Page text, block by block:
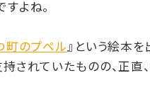
よね。
町のプペル』という絵本
されていたものの、正直